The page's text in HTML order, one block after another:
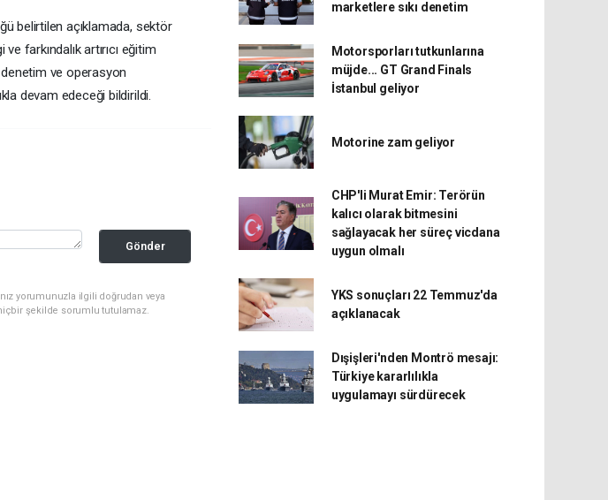
belirtilen açıklamada, sektör
farkındalık artırıcı eğitim
denetim ve operasyon
devam edeceği bildirildi.
Gönder
yorumunuzla ilgili doğrudan veya
şekilde sorumlu tutulamaz.
marketlere sıkı denetim
Motorsporları tutkunlarına
müjde... GT Grand Finals
İstanbul geliyor
Motorine zam geliyor
CHP'li Murat Emir: Terörün
kalıcı olarak bitmesini
sağlayacak her süreç vicdana
uygun olmalı
YKS sonuçları 22 Temmuz'da
açıklanacak
Dışişleri'nden Montrö mesajı:
Türkiye kararlılıkla
uygulamayı sürdürecek